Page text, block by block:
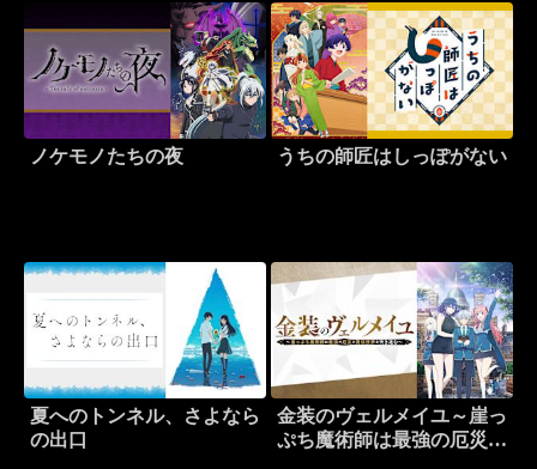
ノケモノたちの夜 うちの師匠はしっぽがない
夏へのトンネル、さよなら
の出口
金装のヴェルメイユ～崖っ
ぷち魔術師は最強の厄災と